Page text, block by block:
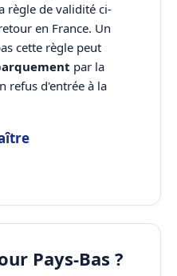
règle de validité ci-
en France. Un
cette règle peut
par la
refus d'entrée à la
Pays-Bas ?